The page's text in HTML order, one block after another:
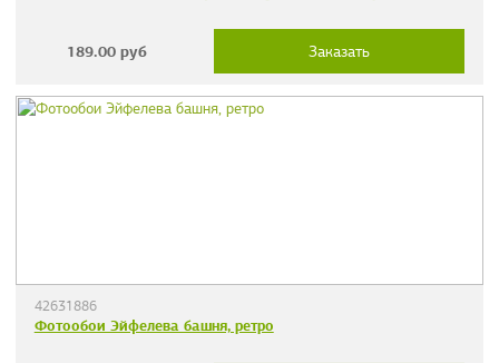
189.00 руб Заказать
42631886
Фотообои Эйфелева башня, ретро